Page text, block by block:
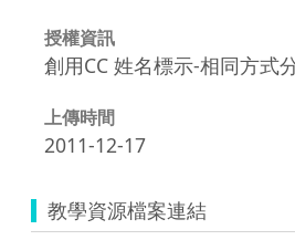
授權資訊
創用CC 姓名標示-相同方式
上傳時間
2011-12-17
教學資源檔案連結